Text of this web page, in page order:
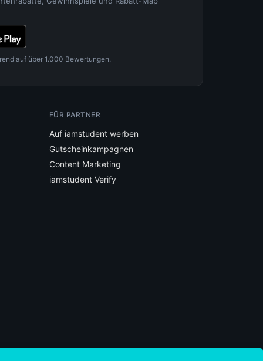
auf über 1.000 Bewertungen.
FÜR PARTNER
Auf iamstudent werben
Gutscheinkampagnen
Content Marketing
iamstudent Verify